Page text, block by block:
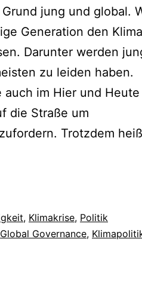
jung und global.
Generation den
Darunter werden
zu leiden haben.
im Hier und
die Straße um
Trotzdem
, Klimakrise, Politik
Global Governance,